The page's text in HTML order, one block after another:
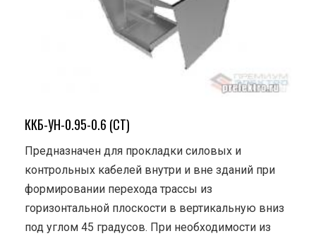
ККБ-УН-0.95-0.6 (СТ)
Предназначен для прокладки силовых и
контрольных кабелей внутри и вне зданий при
формировании перехода трассы из
горизонтальной плоскости в вертикальную вниз
под углом 45 градусов. При необходимости из